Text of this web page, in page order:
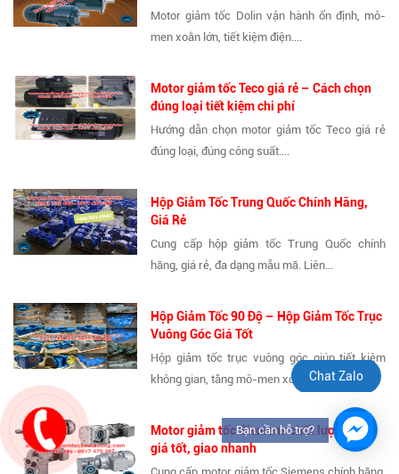
Motor giảm tốc Dolin vận hành ổn định, mô-
men xoắn lớn, tiết kiệm điện....
Motor giảm tốc Teco giá rẻ – Cách chọn
đúng loại tiết kiệm chi phí
Hướng dẫn chọn motor giảm tốc Teco giá rẻ
đúng loại, đúng công suất....
Hộp Giảm Tốc Trung Quốc Chính Hãng,
Giá Rẻ
Cung cấp hộp giảm tốc Trung Quốc chính
hãng, giá rẻ, đa dạng mẫu mã. Liên...
Hộp Giảm Tốc 90 Độ – Hộp Giảm Tốc Trục
Vuông Góc Giá Tốt
Hộp giảm tốc trục vuông góc giúp tiết kiệm
không gian, tăng mô-men xoắn,...
Motor giảm tốc Siemens chất lượng cao,
giá tốt, giao nhanh
Chat Zalo
Bạn cần hỗ trợ?